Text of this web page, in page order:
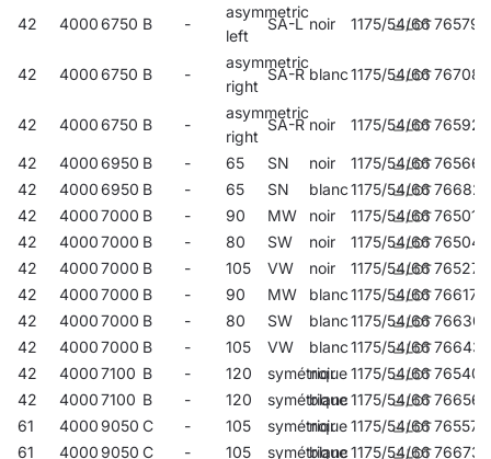
42 40006750 B -
asymmetric
left
SA-L noir 1175/54/66765797
42 40006750 B -
asymmetric
right
SA-R blanc1175/54/66767081
42 40006750 B -
asymmetric
right
SA-R noir 1175/54/66765926
42 40006950 B - 65 SN noir 1175/54/66765667
42
40006950 B - 65 SN blanc1175/54/66766824
42
40007000 B - 90 MW noir 1175/54/66765018
42
40007000 B - 80 SW noir 1175/54/66765049
42
40007000 B - 105 VW noir 1175/54/66765278
42
40007000 B - 90 MW blanc1175/54/66766176
42
40007000 B - 80 SW blanc1175/54/66766305
42
40007000 B - 105 VW blanc1175/54/66766435
42
40007100 B - 120 symétrique
noir 1175/54/66765407
42
40007100 B - 120 symétrique
blanc1175/54/66766565
61
40009050 C - 105 symétrique
noir 1175/54/66765575
61
40009050 C - 105 symétrique
blanc1175/54/66766732